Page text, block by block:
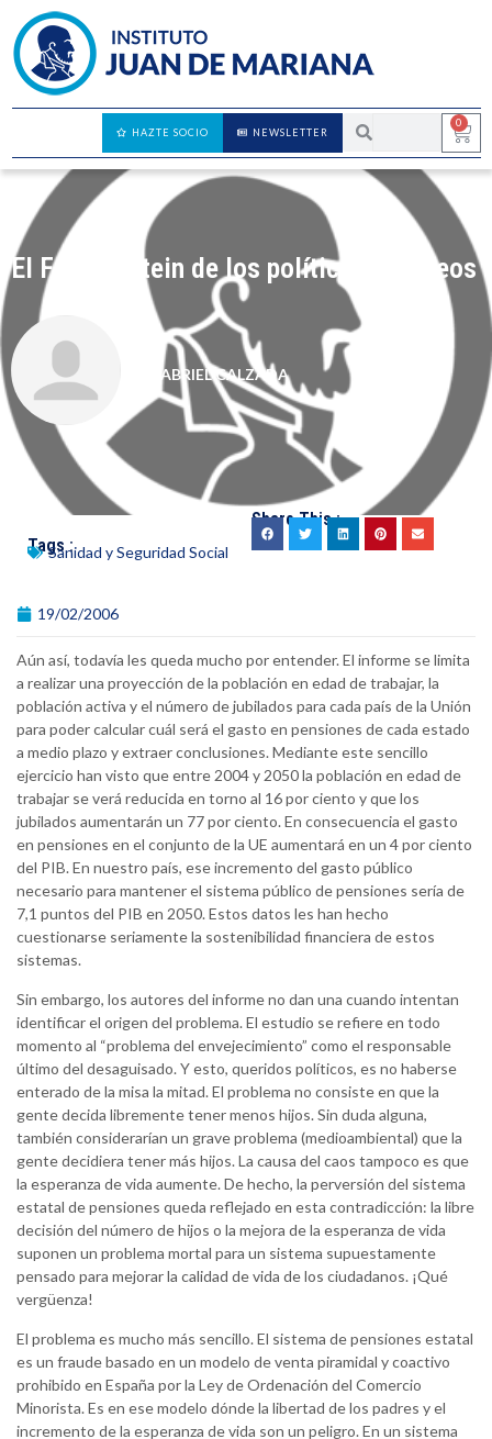
0
NEWSLETTER
HAZTE SOCIO
El Frankenstein de los políticos europeos
GABRIEL CALZADA
Tags :Sanidad y Seguridad Social
Share This :
19/02/2006
Aún así, todavía les queda mucho por entender. El informe se limita
a realizar una proyección de la población en edad de trabajar, la
población activa y el número de jubilados para cada país de la Unión
para poder calcular cuál será el gasto en pensiones de cada estado
a medio plazo y extraer conclusiones. Mediante este sencillo
ejercicio han visto que entre 2004 y 2050 la población en edad de
trabajar se verá reducida en torno al 16 por ciento y que los
jubilados aumentarán un 77 por ciento. En consecuencia el gasto
en pensiones en el conjunto de la UE aumentará en un 4 por ciento
del PIB. En nuestro país, ese incremento del gasto público
necesario para mantener el sistema público de pensiones sería de
7,1 puntos del PIB en 2050. Estos datos les han hecho
cuestionarse seriamente la sostenibilidad financiera de estos
sistemas.
Sin embargo, los autores del informe no dan una cuando intentan
identificar el origen del problema. El estudio se refiere en todo
momento al “problema del envejecimiento” como el responsable
último del desaguisado. Y esto, queridos políticos, es no haberse
enterado de la misa la mitad. El problema no consiste en que la
gente decida libremente tener menos hijos. Sin duda alguna,
también considerarían un grave problema (medioambiental) que la
gente decidiera tener más hijos. La causa del caos tampoco es que
la esperanza de vida aumente. De hecho, la perversión del sistema
estatal de pensiones queda reflejado en esta contradicción: la libre
decisión del número de hijos o la mejora de la esperanza de vida
suponen un problema mortal para un sistema supuestamente
pensado para mejorar la calidad de vida de los ciudadanos. ¡Qué
vergüenza!
El problema es mucho más sencillo. El sistema de pensiones estatal
es un fraude basado en un modelo de venta piramidal y coactivo
prohibido en España por la Ley de Ordenación del Comercio
Minorista. Es en ese modelo dónde la libertad de los padres y el
incremento de la esperanza de vida son un peligro. En un sistema